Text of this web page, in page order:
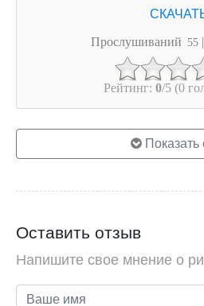
Прослушиваний 55
Рейтинг: 0/5 (0
Показать
Оставить отзыв
Напишите свое мнение о